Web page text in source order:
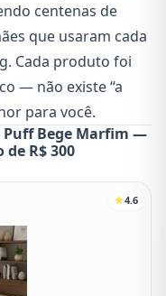
centenas de
que usaram cada
Cada produto foi
— não existe “a
para você.
Puff Bege Marfim —
R$ 300
4.6